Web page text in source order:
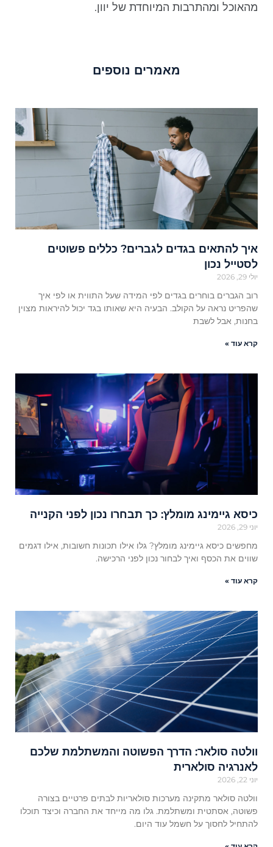
מהאוכל ומהתרבות המיוחדת של יוון.
מאמרים נוספים
איך להתאים בגדים לגברים? כללים פשוטים
לסטייל נכון
יולי 29, 2026
רוב הגברים בוחרים בגדים לפי המידה שעל התווית או לפי איך
שהפריט נראה על הקולב. הבעיה היא שאותו בגד יכול להיראות מצוין
בחנות, אבל לשבת
קרא עוד »
כיסא גיימינג מומלץ: כך תבחרו נכון לפני הקנייה
יוני 29, 2026
מחפשים כיסא גיימינג מומלץ? גלו אילו תכונות חשובות, אילו דגמים
שווים את הכסף ואיך לבחור נכון לפני הרכישה.
קרא עוד »
וולטה סולאר: הדרך הפשוטה והמשתלמת שלכם
לאנרגיה סולארית
יוני 22, 2026
וולטה סולאר מתקינה מערכות סולאריות לבתים פרטיים בצורה
פשוטה, אסתטית ומשתלמת. גלו מה מייחד את החברה וכיצד תוכלו
להתחיל לחסוך על חשמל עוד היום.